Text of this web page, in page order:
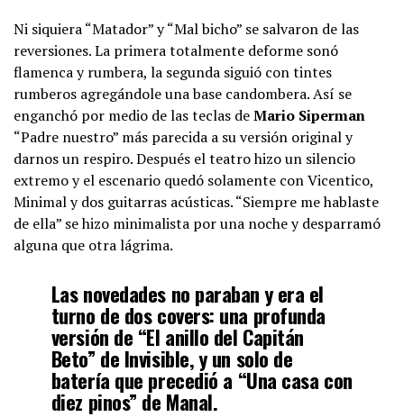
Ni siquiera “Matador” y “Mal bicho” se salvaron de las
reversiones. La primera totalmente deforme sonó
flamenca y rumbera, la segunda siguió con tintes
rumberos agregándole una base candombera. Así se
enganchó por medio de las teclas deMario Siperman
“Padre nuestro” más parecida a su versión original y
darnos un respiro. Después el teatro hizo un silencio
extremo y el escenario quedó solamente con Vicentico,
Minimal y dos guitarras acústicas. “Siempre me hablaste
de ella” se hizo minimalista por una noche y desparramó
alguna que otra lágrima.
Las novedades no paraban y era el
turno de dos covers: una profunda
versión de “El anillo del Capitán
Beto” de Invisible, y un solo de
batería que precedió a “Una casa con
diez pinos” de Manal.